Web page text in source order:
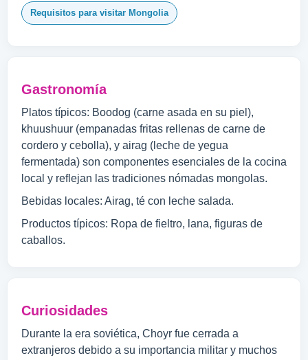
Requisitos para visitar Mongolia
Gastronomía
Platos típicos: Boodog (carne asada en su piel),
khuushuur (empanadas fritas rellenas de carne de
cordero y cebolla), y airag (leche de yegua
fermentada) son componentes esenciales de la cocina
local y reflejan las tradiciones nómadas mongolas.
Bebidas locales: Airag, té con leche salada.
Productos típicos: Ropa de fieltro, lana, figuras de
caballos.
Curiosidades
Durante la era soviética, Choyr fue cerrada a
extranjeros debido a su importancia militar y muchos